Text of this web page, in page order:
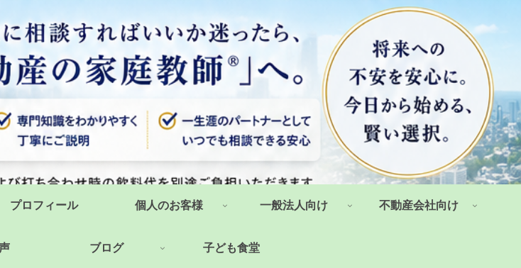
プロフィール 個人のお客様 一般法人向け 不動産会社向け
ブログ 子ども食堂